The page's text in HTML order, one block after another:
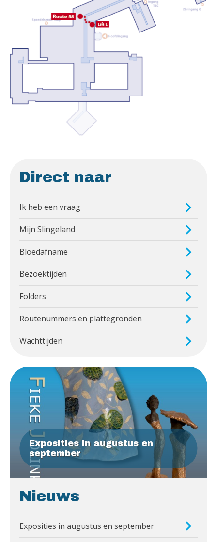
Direct naar
Ik heb een vraag
Mijn Slingeland
Bloedafname
Bezoektijden
Folders
Routenummers en plattegronden
Wachttijden
Exposities in augustus en
september
Nieuws
Exposities in augustus en september